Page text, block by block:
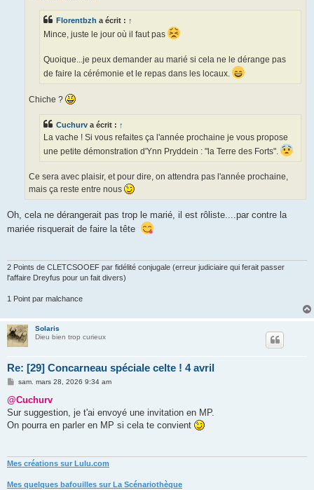
Florentbzh a écrit : ↑
Mince, juste le jour où il faut pas
Quoique...je peux demander au marié si cela ne le dérange pas
de faire la cérémonie et le repas dans les locaux.
Chiche ?
Cuchurv a écrit : ↑
La vache ! Si vous refaites ça l'année prochaine je vous propose
une petite démonstration d'Ynn Pryddein : "la Terre des Forts".
Ce sera avec plaisir, et pour dire, on attendra pas l'année prochaine,
mais ça reste entre nous
Oh, cela ne dérangerait pas trop le marié, il est rôliste....par contre la
mariée risquerait de faire la tête
2 Points de CLETCSOOEF par fidélité conjugale (erreur judiciaire qui ferait passer
l'affaire Dreyfus pour un fait divers)
1 Point par malchance
Solaris
Dieu bien trop curieux
Re: [29] Concarneau spéciale celte ! 4 avril
M
s
a
g
sam. mars 28, 2026 9:34 am
@Cuchurv
Sur suggestion, je t'ai envoyé une invitation en MP.
On pourra en parler en MP si cela te convient
Mes créations sur Lulu.com
Mes quelques bafouilles sur La Scénariothèque